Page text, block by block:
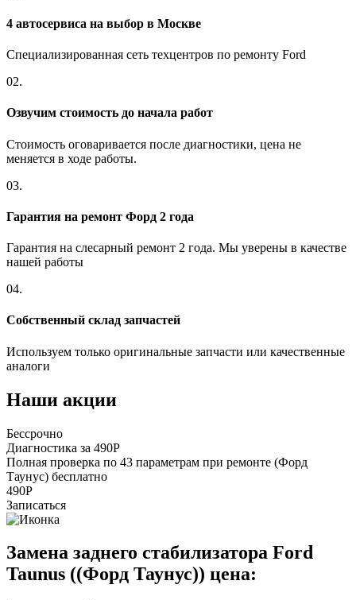
4 автосервиса на выбор в Москве
Специализированная сеть техцентров по ремонту Ford
02.
Озвучим стоимость до начала работ
Стоимость оговаривается после диагностики, цена не
меняется в ходе работы.
03.
Гарантия на ремонт Форд 2 года
Гарантия на слесарный ремонт 2 года. Мы уверены в качестве
нашей работы
04.
Собственный склад запчастей
Используем только оригинальные запчасти или качественные
аналоги
Наши акции
Бессрочно
Диагностика за 490Р
Полная проверка по 43 параметрам при ремонте (Форд
Таунус) бесплатно
490Р
Записаться
Замена заднего стабилизатора Ford
Taunus ((Форд Таунус)) цена: